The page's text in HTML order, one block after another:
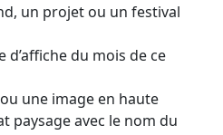
un projet ou un festival
du mois de ce
une image en haute
paysage avec le nom du